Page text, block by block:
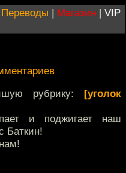
Переводы | Магазин | VIP
рубрику: [уголок
и поджигает наш
Баткин!